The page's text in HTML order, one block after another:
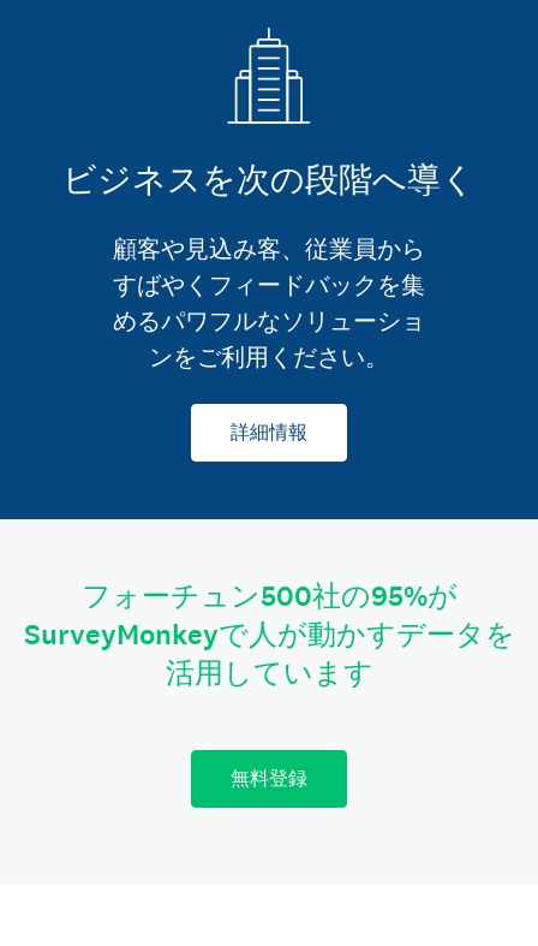
ビジネスを次の段階へ導く
顧客や見込み客、従業員から
すばやくフィードバックを集
めるパワフルなソリューショ
ンをご利用ください。
詳細情報
フォーチュン500社の95%が
SurveyMonkeyで人が動かすデータを
活用しています
無料登録